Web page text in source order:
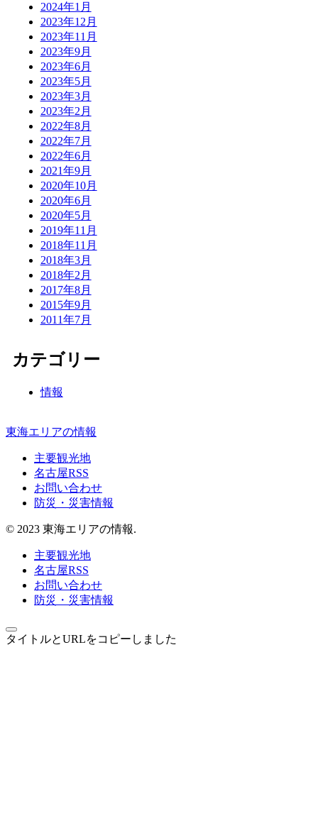
2024年1月
2023年12月
2023年11月
2023年9月
2023年6月
2023年5月
2023年3月
2023年2月
2022年8月
2022年7月
2022年6月
2021年9月
2020年10月
2020年6月
2020年5月
2019年11月
2018年11月
2018年3月
2018年2月
2017年8月
2015年9月
2011年7月
カテゴリー
情報
東海エリアの情報
主要観光地
名古屋RSS
お問い合わせ
防災・災害情報
© 2023 東海エリアの情報.
主要観光地
名古屋RSS
お問い合わせ
防災・災害情報
タイトルとURLをコピーしました